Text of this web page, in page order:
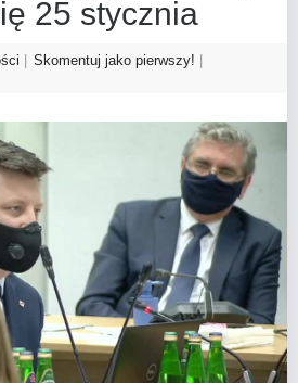
25 stycznia
Skomentuj jako pierwszy!